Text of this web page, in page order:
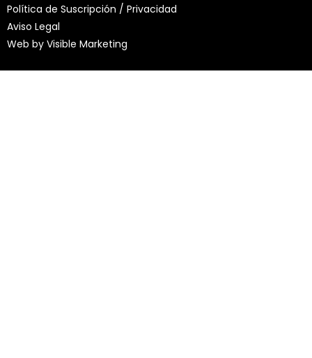
Política de Suscripción / Privacidad
Aviso Legal
Web by Visible Marketing